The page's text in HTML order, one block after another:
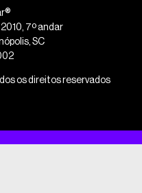
7º andar
SC
os direitos reservados